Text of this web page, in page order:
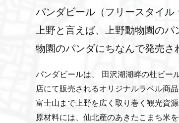
パンダビール（フリースタイル
上野と言えば、上野動物園の
物園のパンダにちなんで発売さ
パンダビールは、 田沢湖湖畔の杜ビー
店にて販売されるオリジナルラベル商
富士山まで上野を広く取り巻く観光資源
原材料には、仙北産のあきたこまち米を